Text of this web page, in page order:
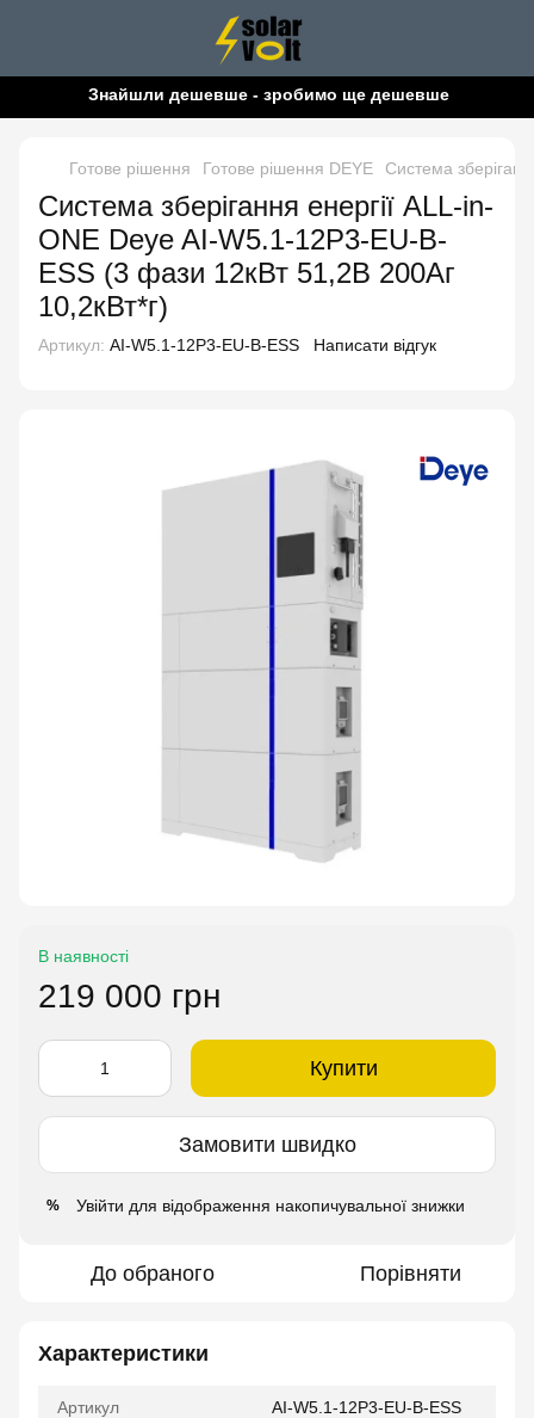
Знайшли дешевше - зробимо ще дешевше!
Готове рішення Готове рішення DEYE Система
Система зберігання енергії ALL-in-
ONE Deye AI-W5.1-12P3-EU-B-
ESS (3 фази 12кВт 51,2В 200Аг
10,2кВт*г)
Артикул: AI-W5.1-12P3-EU-B-ESS Написати відгук
В наявності
219 000 грн
Купити
Замовити швидко
% Увійти для відображення накопичувальної знижки
До обраного Порівняти
Характеристики
Артикул AI-W5.1-12P3-EU-B-ESS